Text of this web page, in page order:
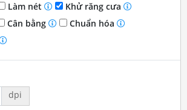
Làm nét
Khử răng cưa
Cân bằng
Chuẩn hóa
dpi